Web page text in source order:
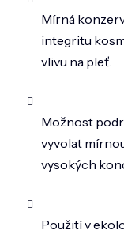
Mírná
integritu
vlivu na pleť.
Možnost
vyvolat
vysokých
Použití v